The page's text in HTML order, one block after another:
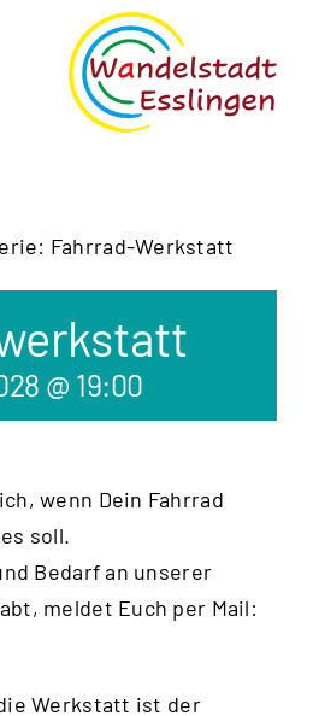
Fahrrad-Werkstatt
@ 19:00
wenn Dein Fahrrad
soll.
Bedarf an unserer
meldet Euch per Mail:
Werkstatt ist der